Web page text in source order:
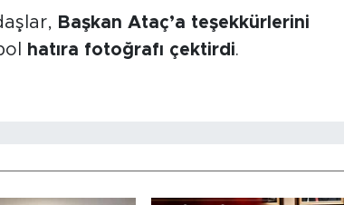
Başkan Ataç’a teşekkürlerini
hatıra fotoğrafı çektirdi.